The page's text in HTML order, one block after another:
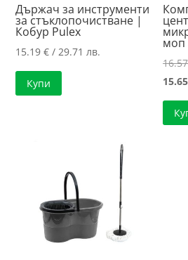
Държач за инструменти
за стъклопочистване |
Кобур Pulex
15.19€ / 29.71 лв.
Купи
моп